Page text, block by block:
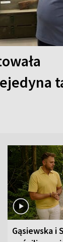
Gąsiewska i